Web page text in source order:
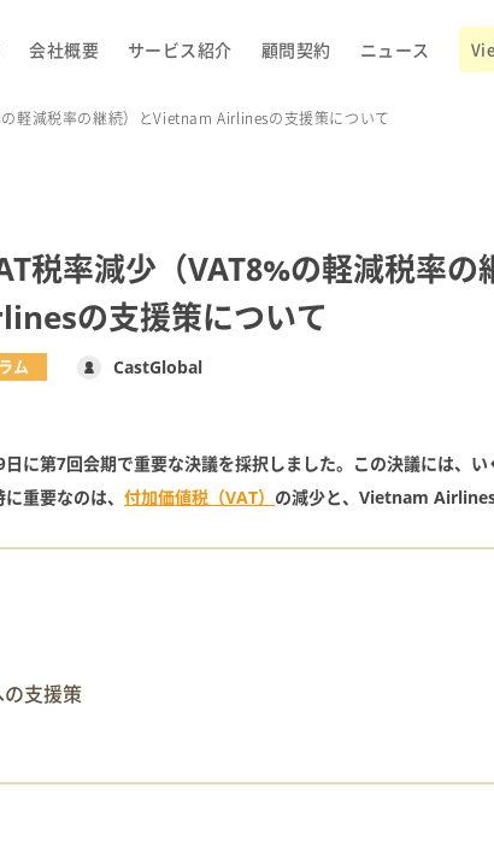
会社概要 サービス紹介 顧問契約 ニュース
軽減税率の継続）とVietnam Airlinesの支援策について
税率減少（VAT8%の軽減税率の
の支援策について
ム CastGlobal
に第7回会期で重要な決議を採択しました。この決議には、
重要なのは、 付加価値税（VAT） の減少と、Vietnam Airlines
支援策